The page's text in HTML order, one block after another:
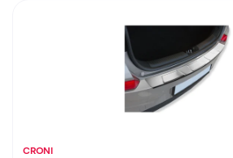
CRONI